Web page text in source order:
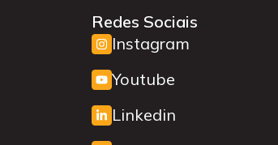
Redes Sociais
Instagram
Youtube
Linkedin